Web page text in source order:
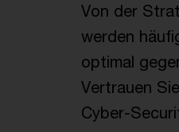
Von der
werden
optimal
Vertrauen
Cyber-